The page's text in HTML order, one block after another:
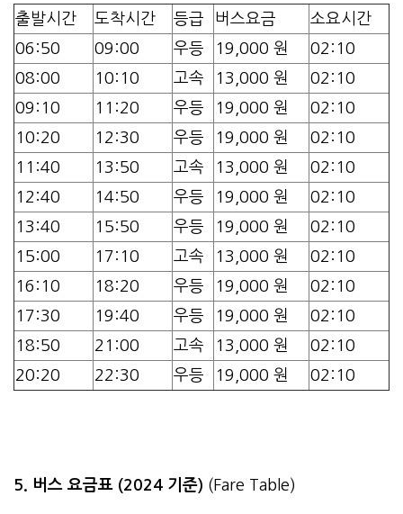
출발시간 도착시간 등급 버스요금
소요시간
06:50
09:00 우등 19,000 원
02:10
08:00
10:10 고속 13,000 원
02:10
09:10
11:20 우등 19,000 원
02:10
10:20
12:30 우등 19,000 원
02:10
11:40
13:50 고속 13,000 원
02:10
12:40
14:50 우등 19,000 원
02:10
13:40
15:50 우등 19,000 원
02:10
15:00
17:10 고속 13,000 원
02:10
16:10
18:20 우등 19,000 원
02:10
17:30
19:40 우등 19,000 원
02:10
18:50
21:00 고속 13,000 원
02:10
20:20
22:30 우등 19,000 원 02:10
5. 버스 요금표 (2024 기준) (Fare Table)